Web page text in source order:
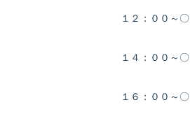
１２：００～〇
１４：００～〇
１６：００～〇